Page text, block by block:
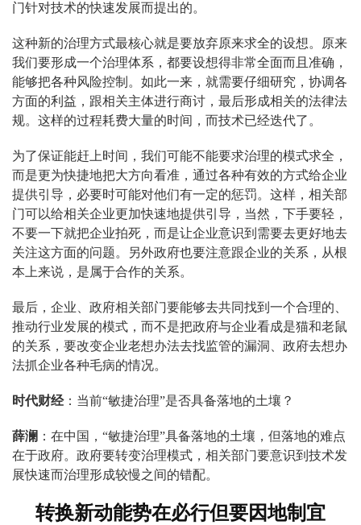
门针对技术的快速发展而提出的。
这种新的治理方式最核心就是要放弃原来求全的设想。原来
我们要形成一个治理体系，都要设想得非常全面而且准确，
能够把各种风险控制。如此一来，就需要仔细研究，协调各
方面的利益，跟相关主体进行商讨，最后形成相关的法律法
规。这样的过程耗费大量的时间，而技术已经迭代了。
为了保证能赶上时间，我们可能不能要求治理的模式求全，
而是更为快捷地把大方向看准，通过各种有效的方式给企业
提供引导，必要时可能对他们有一定的惩罚。这样，相关部
门可以给相关企业更加快速地提供引导，当然，下手要轻，
不要一下就把企业拍死，而是让企业意识到需要去更好地去
关注这方面的问题。另外政府也要注意跟企业的关系，从根
本上来说，是属于合作的关系。
最后，企业、政府相关部门要能够去共同找到一个合理的、
推动行业发展的模式，而不是把政府与企业看成是猫和老鼠
的关系，要改变企业老想办法去找监管的漏洞、政府去想办
法抓企业各种毛病的情况。
时代财经：当前“敏捷治理”是否具备落地的土壤？
薛澜 ：在中国，“敏捷治理”具备落地的土壤，但落地的难点
在于政府。政府要转变治理模式，相关部门要意识到技术发
展快速而治理形成较慢之间的错配。
转换新动能势在必行但要因地制宜